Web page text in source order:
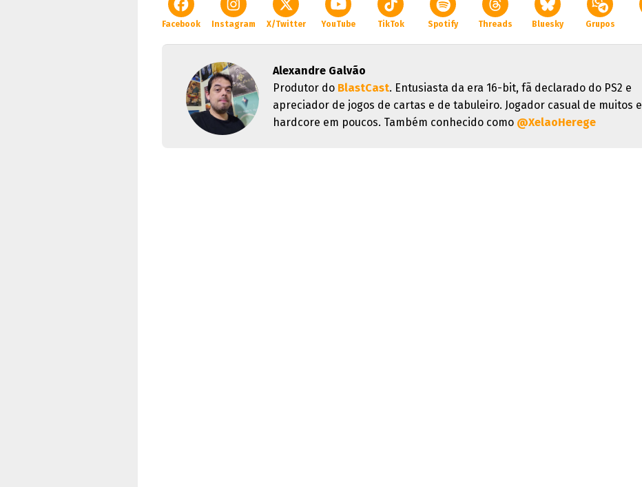
Facebook Instagram X/Twitter YouTube TikTok Spotify Threads Bluesky Grupos
Alexandre Galvão
Produtor do BlastCast. Entusiasta da era 16-bit, fã declarado do PS2 e
apreciador de jogos de cartas e de tabuleiro. Jogador casual de muitos e
hardcore em poucos. Também conhecido como @XelaoHerege